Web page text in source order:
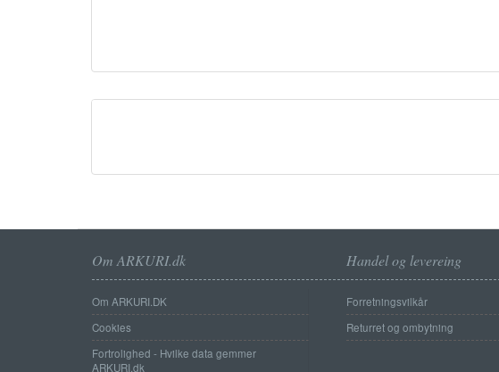
Om ARKURI.dk
Om ARKURI.DK
Cookies
Fortrolighed - Hvilke data gemmer
ARKURI.dk
Handel og levereing
Forretningsvilkår
Returret og ombytning